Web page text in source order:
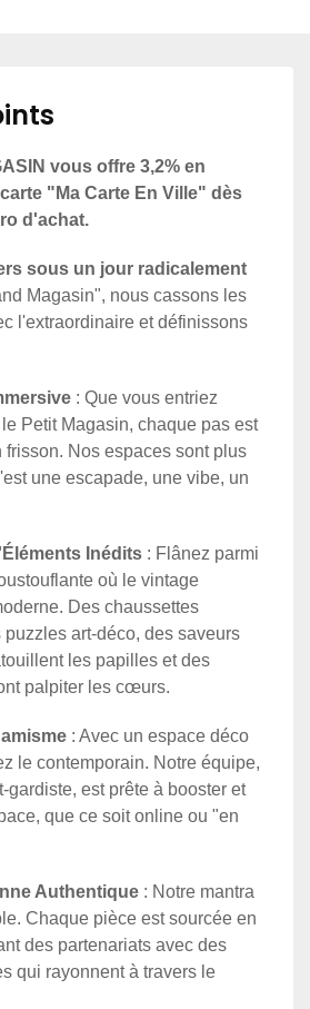
vous offre 3,2% en
"Ma Carte En Ville" dès
d'achat.
sous un jour radicalement
Magasin", nous cassons les
l'extraordinaire et définissons
: Que vous entriez
Petit Magasin, chaque pas est
frisson. Nos espaces sont plus
une escapade, une vibe, un
Inédits : Flânez parmi
où le vintage
Des chaussettes
art-déco, des saveurs
les papilles et des
palpiter les cœurs.
: Avec un espace déco
le contemporain. Notre équipe,
gardiste, est prête à booster et
que ce soit online ou "en
Authentique : Notre mantra
Chaque pièce est sourcée en
des partenariats avec des
qui rayonnent à travers le